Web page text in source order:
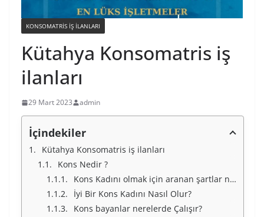
KONSOMATRIS IŞ ILANLARI
Kütahya Konsomatris iş
ilanları
29 Mart 2023 admin
İçindekiler
Kütahya Konsomatris iş ilanları
Kons Nedir ?
Kons Kadını olmak için aranan şartlar nelerdir ?
İyi Bir Kons Kadını Nasıl Olur?
Kons bayanlar nerelerde Çalışır?